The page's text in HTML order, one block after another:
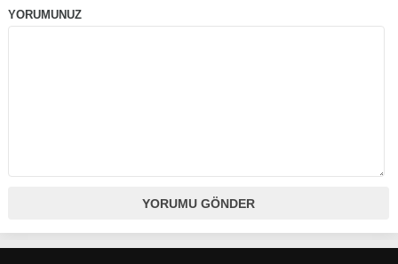
YORUMUNUZ